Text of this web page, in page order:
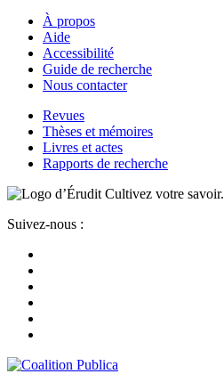
À propos
Aide
Accessibilité
Guide de recherche
Nous contacter
Revues
Thèses et mémoires
Livres et actes
Rapports de recherche
Cultivez votre savoir.
Suivez-nous :